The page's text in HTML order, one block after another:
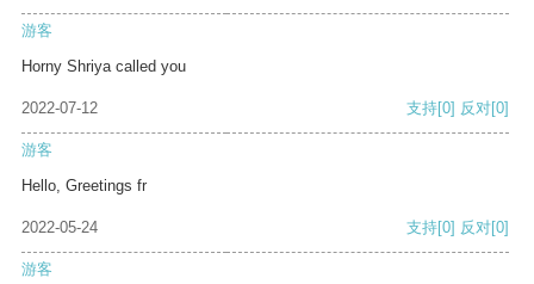
游客
Horny Shriya called you
2022-07-12 支持[0] 反对[0]
游客
Hello, Greetings fr
2022-05-24 支持[0] 反对[0]
游客